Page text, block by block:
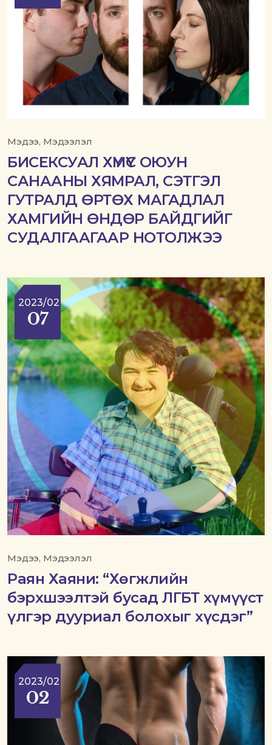
Мэдээ, Мэдээлэл
БИСЕКСУАЛ ХҮМҮҮС ОЮУН
САНААНЫ ХЯМРАЛ, СЭТГЭЛ
ГУТРАЛД ӨРТӨХ МАГАДЛАЛ
ХАМГИЙН ӨНДӨР БАЙДГИЙГ
СУДАЛГААГААР НОТОЛЖЭЭ
2023/02
07
Мэдээ, Мэдээлэл
Раян Хаяни: “Хөгжлийн
бэрхшээлтэй бусад ЛГБТ хүмүүст
үлгэр дууриал болохыг хүсдэг”
2023/02
02